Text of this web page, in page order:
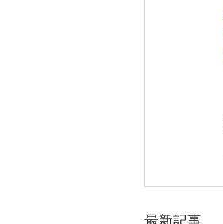
最新記事